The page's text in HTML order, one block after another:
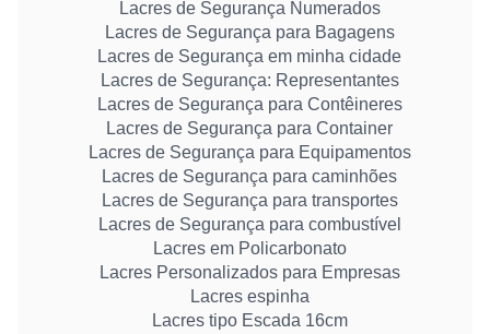
Lacres de Segurança Numerados
Lacres de Segurança para Bagagens
Lacres de Segurança em minha cidade
Lacres de Segurança: Representantes
Lacres de Segurança para Contêineres
Lacres de Segurança para Container
Lacres de Segurança para Equipamentos
Lacres de Segurança para caminhões
Lacres de Segurança para transportes
Lacres de Segurança para combustível
Lacres em Policarbonato
Lacres Personalizados para Empresas
Lacres espinha
Lacres tipo Escada 16cm